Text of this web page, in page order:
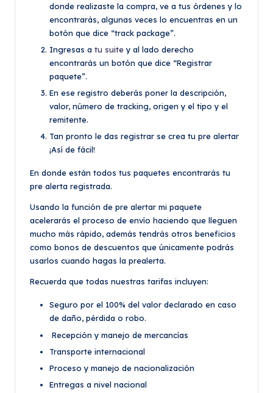
donde realizaste la compra, ve a tus órdenes y lo
encontrarás, algunas veces lo encuentras en un
botón que dice “track package”.
Ingresas a tu suitey al lado derecho
encontrarás un botón que dice “Registrar
paquete”.
En ese registro deberás poner la descripción,
valor, número de tracking, origen y el tipo y el
remitente.
Tan pronto le das registrar se crea tu pre alertar
¡Así de fácil!
En donde están todos tus paquetes encontrarás tu
pre alerta registrada.
Usando la función de pre alertar mi paquete
acelerarás el proceso de envío haciendo que lleguen
mucho más rápido, además tendrás otros beneficios
como bonos de descuentos que únicamente podrás
usarlos cuando hagas la prealerta.
Recuerda que todas nuestras tarifas incluyen:
Seguro por el 100% del valor declarado en caso
de daño, pérdida o robo.
Recepción y manejo de mercancías
Transporte internacional
Proceso y manejo de nacionalización
Entregas a nivel nacional